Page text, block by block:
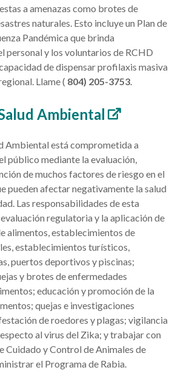
a amenazas como brotes de
naturales. Esto incluye un Plan de
Pandémica que brinda
personal y los voluntarios de RCHD
de dispensar profilaxis masiva
Llame ( 804) 205-3753
Ambiental
Ambiental está comprometida a
público mediante la evaluación,
de muchos factores de riesgo en el
pueden afectar negativamente la salud
Las responsabilidades de esta
regulatoria y la aplicación de
alimentos, establecimientos de
establecimientos turísticos,
puertos deportivos y piscinas;
y brotes de enfermedades
educación y promoción de la
quejas e investigaciones
de roedores y plagas; vigilancia
al virus del Zika; y trabajar con
Cuidado y Control de Animales de
el Programa de Rabia.